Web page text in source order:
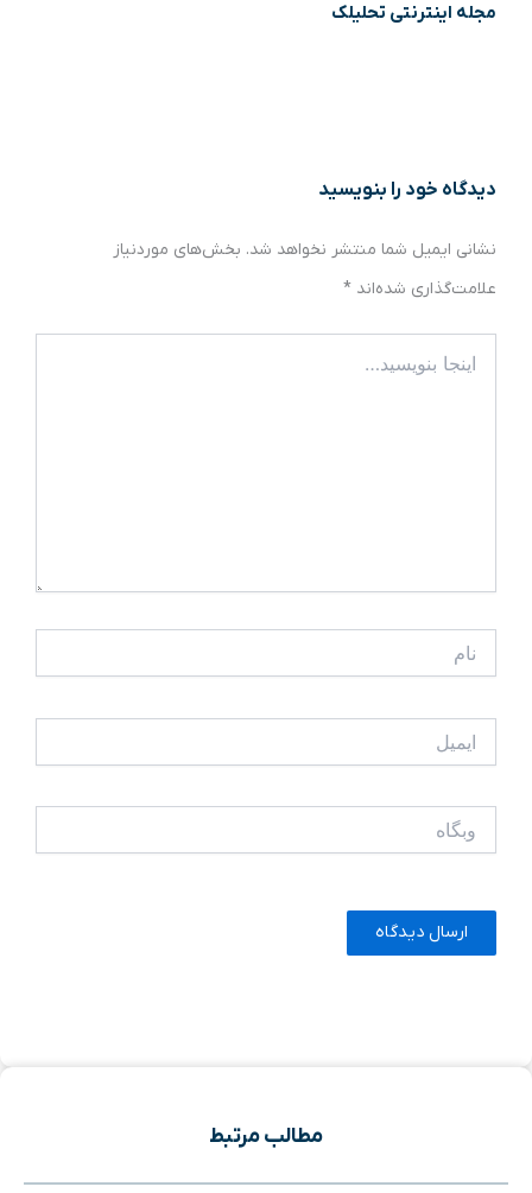
مجله اینترنتی تحلیلک
دیدگاه‌ خود را بنویسید
نشانی ایمیل شما منتشر نخواهد شد. بخش‌های موردنیاز
علامت‌گذاری شده‌اند *
بنویسید…
مطالب مرتبط